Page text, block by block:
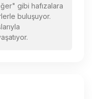
gibi hafızalara
buluşuyor.